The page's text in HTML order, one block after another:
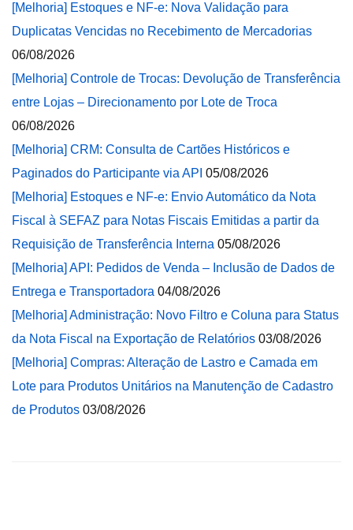
[Melhoria] Estoques e NF-e: Nova Validação para
Duplicatas Vencidas no Recebimento de Mercadorias
06/08/2026
[Melhoria] Controle de Trocas: Devolução de Transferência
entre Lojas – Direcionamento por Lote de Troca
06/08/2026
[Melhoria] CRM: Consulta de Cartões Históricos e
Paginados do Participante via API 05/08/2026
[Melhoria] Estoques e NF-e: Envio Automático da Nota
Fiscal à SEFAZ para Notas Fiscais Emitidas a partir da
Requisição de Transferência Interna 05/08/2026
[Melhoria] API: Pedidos de Venda – Inclusão de Dados de
Entrega e Transportadora 04/08/2026
[Melhoria] Administração: Novo Filtro e Coluna para Status
da Nota Fiscal na Exportação de Relatórios 03/08/2026
[Melhoria] Compras: Alteração de Lastro e Camada em
Lote para Produtos Unitários na Manutenção de Cadastro
de Produtos 03/08/2026